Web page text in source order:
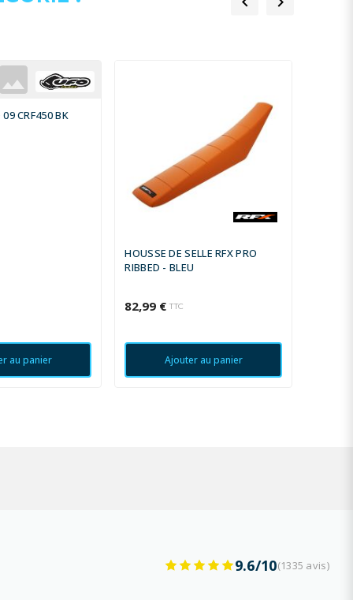
CRF450 BK
au panier
HOUSSE DE SELLE RFX PRO
RIBBED - BLEU
82,99 € TTC
Ajouter au panier
9.6/10(1335 avis)